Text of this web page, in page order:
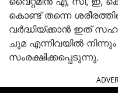
കൊണ്ട്‌ തന്നെ
വർദ്ധിയ്ക്കാൻ ഇത്‌
ചുമ എന്നിവയിൽ
സംരക്ഷിക്കപ്പെടുന്നു.